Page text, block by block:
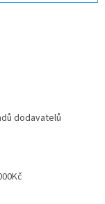
dodavatelů